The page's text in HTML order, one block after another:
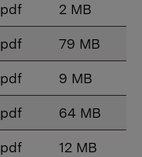
pdf 2 MB
pdf 79 MB
pdf 9 MB
pdf 64 MB
pdf 12 MB